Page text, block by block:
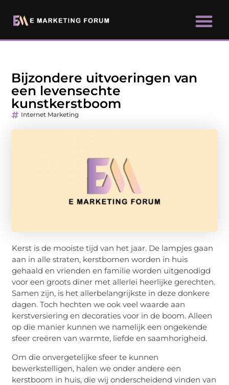
Bijzondere uitvoeringen van
een levensechte
kunstkerstboom
Internet Marketing
Kerst is de mooiste tijd van het jaar. De lampjes gaan
aan in alle straten, kerstbomen worden in huis
gehaald en vrienden en familie worden uitgenodigd
voor een groots diner met allerlei heerlijke gerechten.
Samen zijn, is het allerbelangrijkste in deze donkere
dagen. Toch hechten we ook veel waarde aan
kerstversiering en decoraties voor in de boom. Alleen
op die manier kunnen we namelijk een ongekende
sfeer creëren van warmte, liefde en saamhorigheid.
Om die onvergetelijke sfeer te kunnen
bewerkstelligen, halen we onder andere een
kerstboom in huis, die wij onderscheidend vinden van